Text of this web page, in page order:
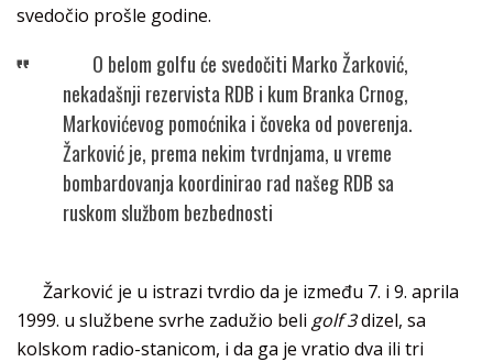
svedočio prošle godine.
O belom golfu će svedočiti Marko Žarković,
nekadašnji rezervista RDB i kum Branka Crnog,
Markovićevog pomoćnika i čoveka od poverenja.
Žarković je, prema nekim tvrdnjama, u vreme
bombardovanja koordinirao rad našeg RDB sa
ruskom službom bezbednosti
Žarković je u istrazi tvrdio da je između 7. i 9. aprila
1999. u službene svrhe zadužio beli golf 3dizel, sa
kolskom radio-stanicom, i da ga je vratio dva ili tri